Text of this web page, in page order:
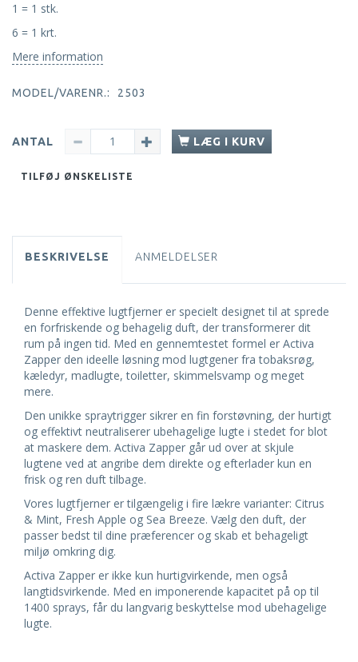
1 = 1 stk.
6 = 1 krt.
Mere information
MODEL/VARENR.: 2503
ANTAL LÆG I KURV
TILFØJ ØNSKELISTE
BESKRIVELSE ANMELDELSER
Denne effektive lugtfjerner er specielt designet til at sprede
en forfriskende og behagelig duft, der transformerer dit
rum på ingen tid. Med en gennemtestet formel er Activa
Zapper den ideelle løsning mod lugtgener fra tobaksrøg,
kæledyr, madlugte, toiletter, skimmelsvamp og meget
mere.
Den unikke spraytrigger sikrer en fin forstøvning, der hurtigt
og effektivt neutraliserer ubehagelige lugte i stedet for blot
at maskere dem. Activa Zapper går ud over at skjule
lugtene ved at angribe dem direkte og efterlader kun en
frisk og ren duft tilbage.
Vores lugtfjerner er tilgængelig i fire lækre varianter: Citrus
& Mint, Fresh Apple og Sea Breeze. Vælg den duft, der
passer bedst til dine præferencer og skab et behageligt
miljø omkring dig.
Activa Zapper er ikke kun hurtigvirkende, men også
langtidsvirkende. Med en imponerende kapacitet på op til
1400 sprays, får du langvarig beskyttelse mod ubehagelige
lugte.